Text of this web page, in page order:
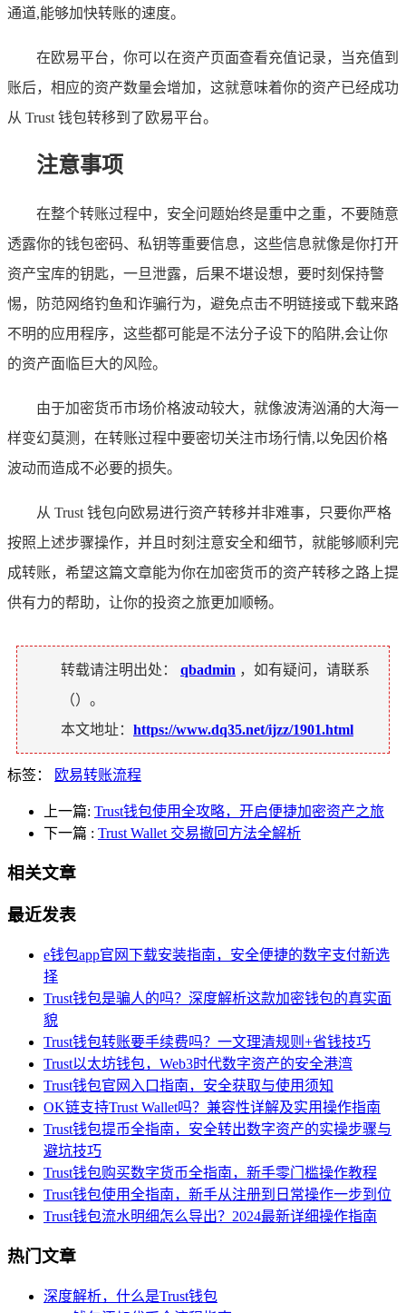
通道,能够加快转账的速度。
在欧易平台，你可以在资产页面查看充值记录，当充值到
账后，相应的资产数量会增加，这就意味着你的资产已经成功
从 Trust 钱包转移到了欧易平台。
注意事项
在整个转账过程中，安全问题始终是重中之重，不要随意
透露你的钱包密码、私钥等重要信息，这些信息就像是你打开
资产宝库的钥匙，一旦泄露，后果不堪设想，要时刻保持警
惕，防范网络钓鱼和诈骗行为，避免点击不明链接或下载来路
不明的应用程序，这些都可能是不法分子设下的陷阱,会让你
的资产面临巨大的风险。
由于加密货币市场价格波动较大，就像波涛汹涌的大海一
样变幻莫测，在转账过程中要密切关注市场行情,以免因价格
波动而造成不必要的损失。
从 Trust 钱包向欧易进行资产转移并非难事，只要你严格
按照上述步骤操作，并且时刻注意安全和细节，就能够顺利完
成转账，希望这篇文章能为你在加密货币的资产转移之路上提
供有力的帮助，让你的投资之旅更加顺畅。
转载请注明出处： qbadmin ，如有疑问，请联系
（）。
本文地址： https://www.dq35.net/ijzz/1901.html
标签： 欧易转账流程
上一篇: Trust钱包使用全攻略，开启便捷加密资产之旅
下一篇 : Trust Wallet 交易撤回方法全解析
相关文章
最近发表
e钱包app官网下载安装指南，安全便捷的数字支付新选
择
Trust钱包是骗人的吗？深度解析这款加密钱包的真实面
貌
Trust钱包转账要手续费吗？一文理清规则+省钱技巧
Trust以太坊钱包，Web3时代数字资产的安全港湾
Trust钱包官网入口指南，安全获取与使用须知
OK链支持Trust Wallet吗？兼容性详解及实用操作指南
Trust钱包提币全指南，安全转出数字资产的实操步骤与
避坑技巧
Trust钱包购买数字货币全指南，新手零门槛操作教程
Trust钱包使用全指南，新手从注册到日常操作一步到位
Trust钱包流水明细怎么导出？2024最新详细操作指南
热门文章
深度解析，什么是Trust钱包